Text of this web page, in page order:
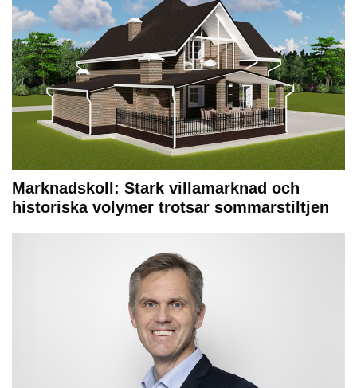
Marknadskoll: Stark villamarknad och
historiska volymer trotsar sommarstiltjen